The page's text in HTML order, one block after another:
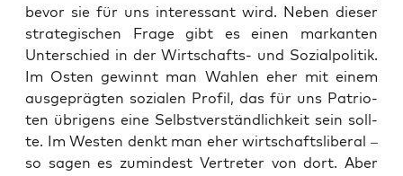
bevor sie für uns inter­es­sant wird. Neben die­ser
stra­te­gi­schen Fra­ge gibt es einen mar­kan­ten
Unter­schied in der Wirt­schafts- und Sozi­al­po­li­tik.
Im Osten gewinnt man Wah­len eher mit einem
aus­ge­präg­ten sozia­len Pro­fil, das für uns Patrio­
ten übri­gens eine Selbst­ver­ständ­lich­keit sein soll­
te. Im Wes­ten denkt man eher wirt­schafts­li­be­ral –
so sagen es zumin­dest Ver­tre­ter von dort. Aber